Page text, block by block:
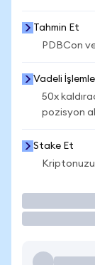
Tahmin Et
PDBCon
Vadeli
50x
pozisyon
Stake Et